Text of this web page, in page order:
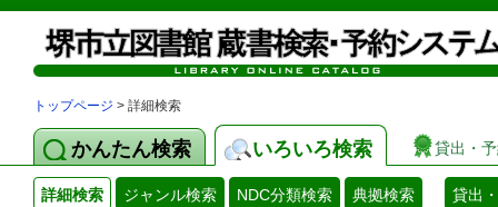
トップページ > 詳細検索
かんたん検索 いろいろ検索 貸出・
詳細検索 ジャンル検索 NDC分類検索 典拠検索 貸出